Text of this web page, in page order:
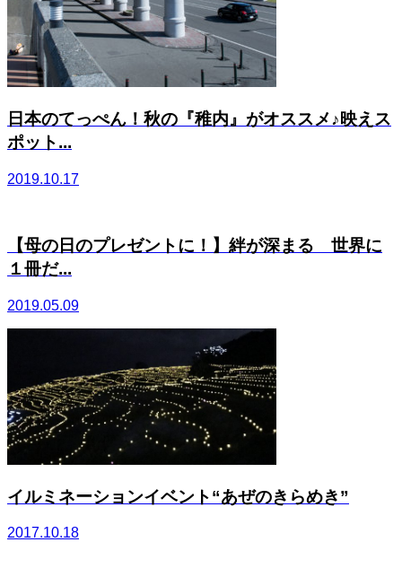
日本のてっぺん！秋の『稚内』がオススメ♪映えス
ポット...
2019.10.17
【母の日のプレゼントに！】絆が深まる 世界に
１冊だ...
2019.05.09
イルミネーションイベント“あぜのきらめき”
2017.10.18